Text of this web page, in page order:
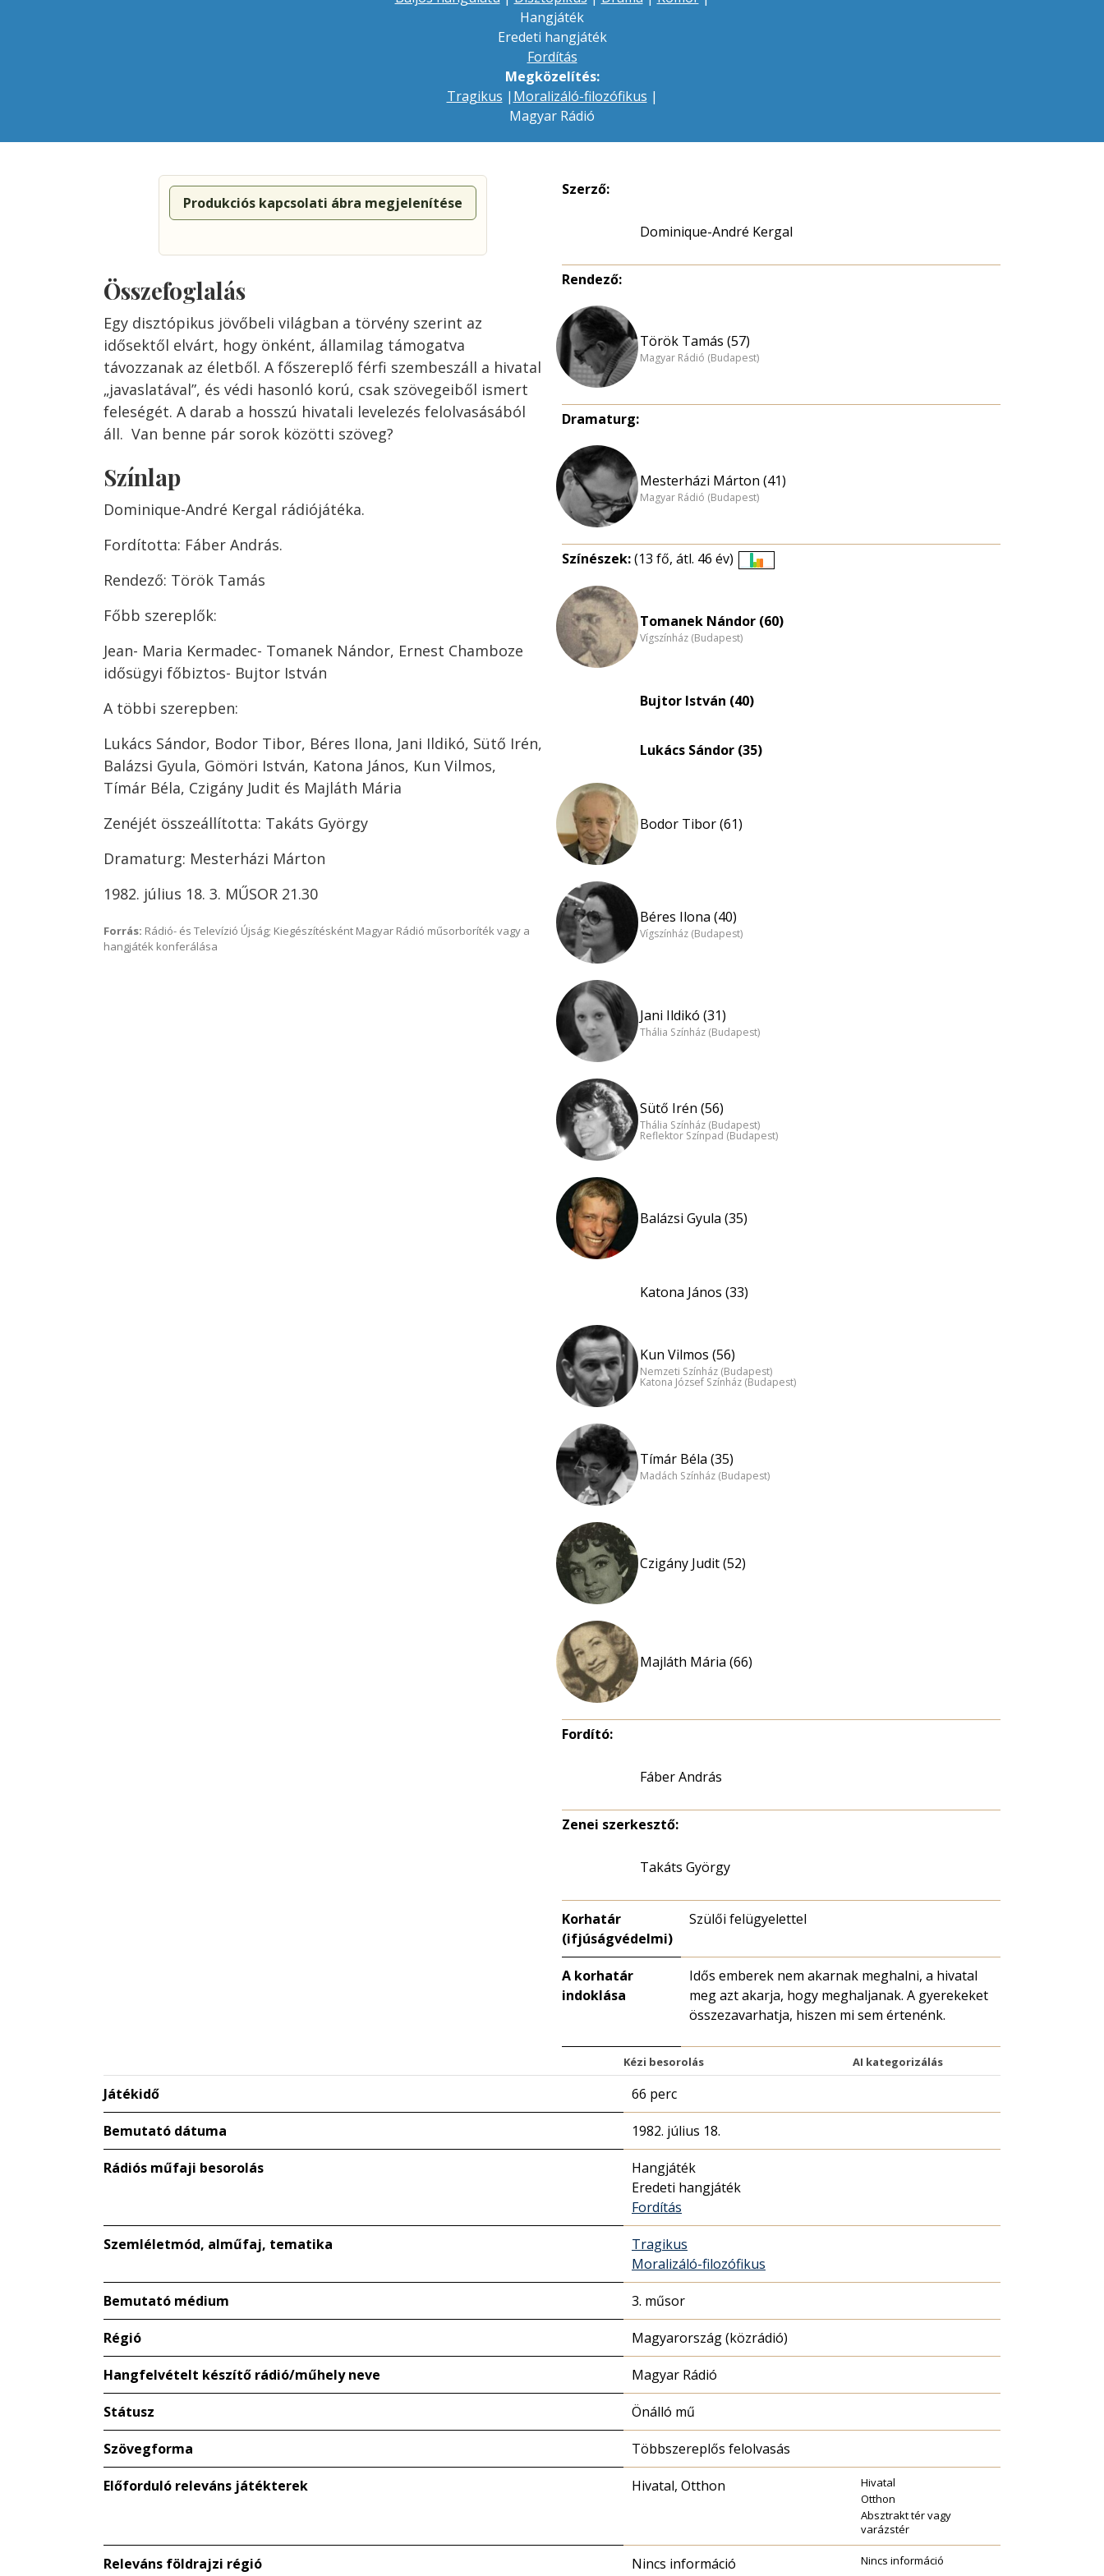
Hangjáték
Eredeti hangjáték
Fordítás
Megközelítés:
Tragikus | Moralizáló-filozófikus |
Magyar Rádió
Produkciós kapcsolati ábra megjelenítése
Összefoglalás
Egy disztópikus jövőbeli világban a törvény szerint az
idősektől elvárt, hogy önként, államilag támogatva
távozzanak az életből. A főszereplő férfi szembeszáll a hivatal
„javaslatával”, és védi hasonló korú, csak szövegeiből ismert
feleségét. A darab a hosszú hivatali levelezés felolvasásából
áll. Van benne pár sorok közötti szöveg?
Színlap
Dominique-André Kergal rádiójátéka.
Fordította: Fáber András.
Rendező: Török Tamás
Főbb szereplők:
Jean- Maria Kermadec- Tomanek Nándor, Ernest Chamboze
idősügyi főbiztos- Bujtor István
A többi szerepben:
Lukács Sándor, Bodor Tibor, Béres Ilona, Jani Ildikó, Sütő Irén,
Balázsi Gyula, Gömöri István, Katona János, Kun Vilmos,
Tímár Béla, Czigány Judit és Majláth Mária
Zenéjét összeállította: Takáts György
Dramaturg: Mesterházi Márton
1982. július 18. 3. MŰSOR 21.30
Forrás: Rádió- és Televízió Újság; Kiegészítésként Magyar Rádió műsorboríték vagy a
hangjáték konferálása
Szerző:
Dominique-André Kergal
Rendező:
Török Tamás (57)
Magyar Rádió (Budapest)
Dramaturg:
Mesterházi Márton (41)
Magyar Rádió (Budapest)
Színészek:(13 fő, átl. 46 év)
nagyítása
Tomanek Nándor (60)
Vígszínház (Budapest)
Bujtor István (40)
Lukács Sándor (35)
Bodor Tibor (61)
Béres Ilona (40)
Vígszínház (Budapest)
Jani Ildikó (31)
Thália Színház (Budapest)
Sütő Irén (56)
Thália Színház (Budapest)
Reflektor Színpad (Budapest)
Balázsi Gyula (35)
Katona János (33)
Kun Vilmos (56)
Nemzeti Színház (Budapest)
Katona József Színház (Budapest)
Tímár Béla (35)
Madách Színház (Budapest)
Czigány Judit (52)
Majláth Mária (66)
Fordító:
Fáber András
Zenei szerkesztő:
Takáts György
Korhatár
(ifjúságvédelmi)
Szülői felügyelettel
A korhatár
indoklása
Idős emberek nem akarnak meghalni, a hivatal
meg azt akarja, hogy meghaljanak. A gyerekeket
összezavarhatja, hiszen mi sem értenénk.
Kézi besorolás AI kategorizálás
Játékidő 66 perc
Bemutató dátuma 1982. július 18.
Rádiós műfaji besorolás
Hangjáték
Eredeti hangjáték
Fordítás
Szemléletmód, alműfaj, tematika
Tragikus
Moralizáló-filozófikus
Bemutató médium 3. műsor
Régió Magyarország (közrádió)
Hangfelvételt készítő rádió/műhely neve Magyar Rádió
Státusz Önálló mű
Szövegforma Többszereplős felolvasás
Előforduló releváns játékterek Hivatal, Otthon
Hivatal
Otthon
Absztrakt tér vagy
varázstér
Releváns földrajzi régió Nincs információ Nincs információ